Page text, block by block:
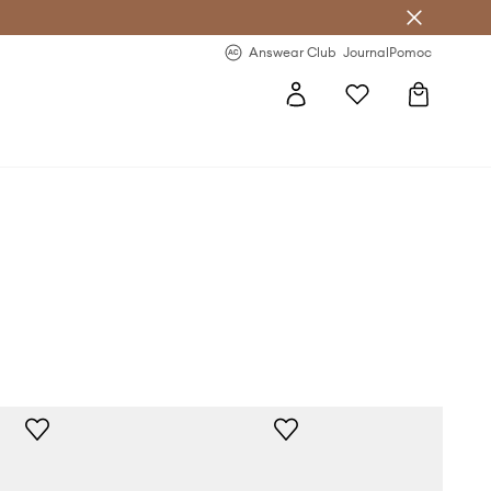
Answear Club JournalPomoc